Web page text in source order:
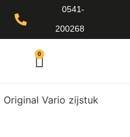
0541-
200268
0
Original Vario zijstuk